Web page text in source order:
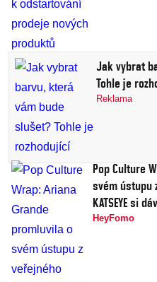
Jak vybrat
Tohle je
Reklama
Pop Culture
svém ústupu
KATSEYE si
HeyFomo